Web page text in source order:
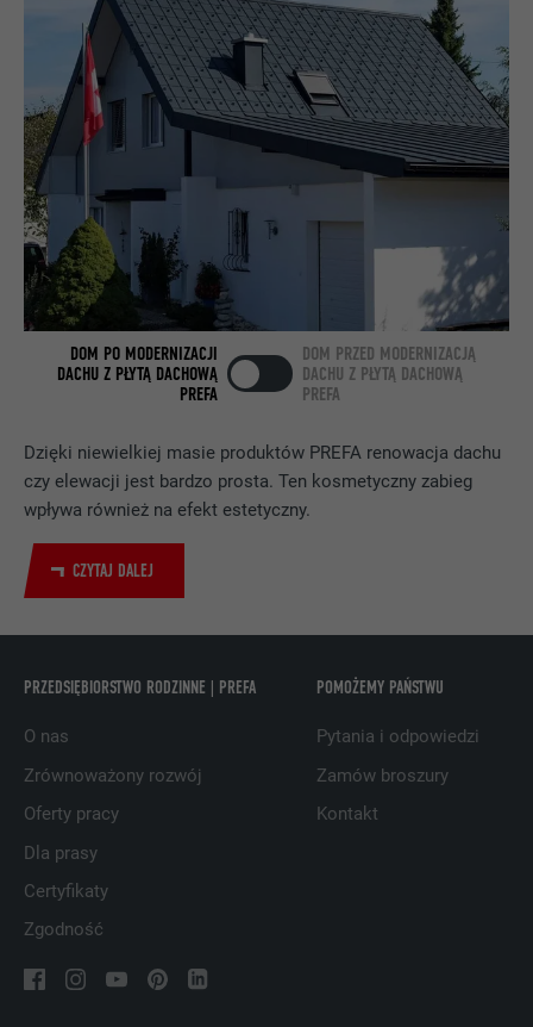
Dzięki niewielkiej masie produktów PREFA renowacja dachu
czy elewacji jest bardzo prosta. Ten kosmetyczny zabieg
wpływa również na efekt estetyczny.
CZYTAJ DALEJ
DOM PO MODERNIZACJI
DACHU Z PŁYTĄ DACHOWĄ
PREFA
DOM PRZED MODERNIZACJĄ
DACHU Z PŁYTĄ DACHOWĄ
PREFA
PRZEDSIĘBIORSTWO RODZINNE | PREFA
O nas
Zrównoważony rozwój
Oferty pracy
Dla prasy
Certyfikaty
Zgodność
POMOŻEMY PAŃSTWU
Pytania i odpowiedzi
Zamów broszury
Kontakt
NAZWA bcookie
DOSTAWCA LinkedIn
PROCEDURA 2 lata
CEL
Wykorzystuje usługę sieci
społecznościowej LinkedIn do
obserwowania stosowania wstawionych
usług
NAZWA bscookie
LinkedIn
PROCEDURA 2 lata
CEL
Wykorzystuje usługę sieci
PROCEDURA 29 dni
CEL
Jest stosowany do obserwowania
NAZWA lidc